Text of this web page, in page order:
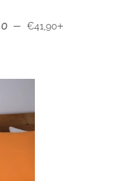
— Precio habitual
€41,90